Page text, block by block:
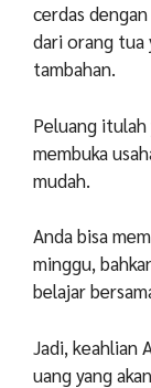
cerdas
dari orang tua
tambahan.
Peluang
membuka
mudah.
Anda bisa
minggu,
belajar
Jadi, keahlian
uang yang